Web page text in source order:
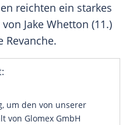
reichten ein starkes
Jake Whetton (11.)
Revanche.
um den von unserer
von Glomex GmbH